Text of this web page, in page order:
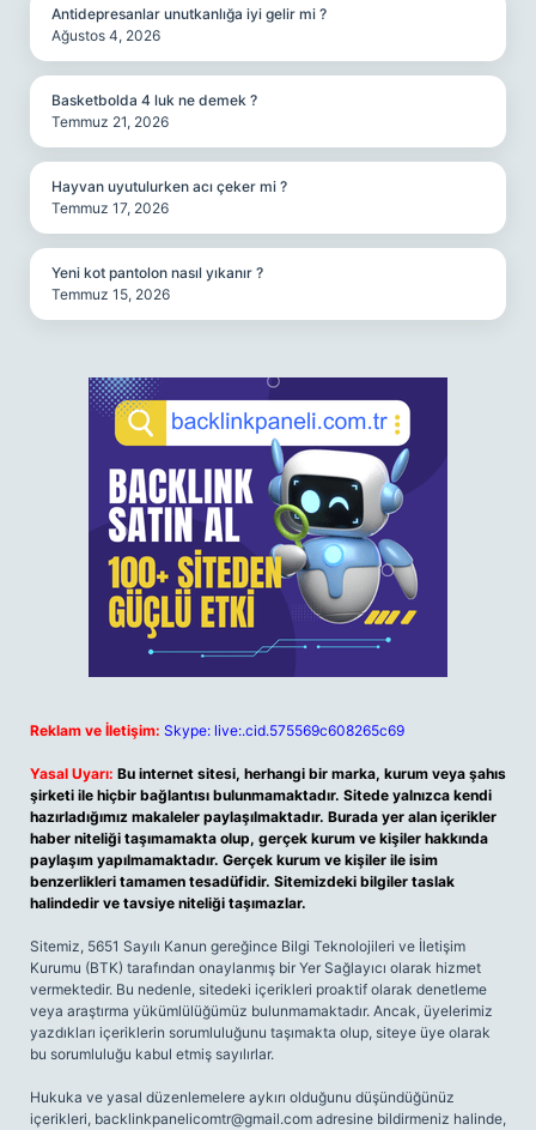
Antidepresanlar unutkanlığa iyi gelir mi ?
Ağustos 4, 2026
Basketbolda 4 luk ne demek ?
Temmuz 21, 2026
Hayvan uyutulurken acı çeker mi ?
Temmuz 17, 2026
Yeni kot pantolon nasıl yıkanır ?
Temmuz 15, 2026
Reklam ve İletişim: Skype: live:.cid.575569c608265c69
Yasal Uyarı: Bu internet sitesi, herhangi bir marka, kurum veya şahıs
şirketi ile hiçbir bağlantısı bulunmamaktadır. Sitede yalnızca kendi
hazırladığımız makaleler paylaşılmaktadır. Burada yer alan içerikler
haber niteliği taşımamakta olup, gerçek kurum ve kişiler hakkında
paylaşım yapılmamaktadır. Gerçek kurum ve kişiler ile isim
benzerlikleri tamamen tesadüfidir. Sitemizdeki bilgiler taslak
halindedir ve tavsiye niteliği taşımazlar.
Sitemiz, 5651 Sayılı Kanun gereğince Bilgi Teknolojileri ve İletişim
Kurumu (BTK) tarafından onaylanmış bir Yer Sağlayıcı olarak hizmet
vermektedir. Bu nedenle, sitedeki içerikleri proaktif olarak denetleme
veya araştırma yükümlülüğümüz bulunmamaktadır. Ancak, üyelerimiz
yazdıkları içeriklerin sorumluluğunu taşımakta olup, siteye üye olarak
bu sorumluluğu kabul etmiş sayılırlar.
Hukuka ve yasal düzenlemelere aykırı olduğunu düşündüğünüz
içerikleri, backlinkpanelicomtr@gmail.com adresine bildirmeniz halinde,